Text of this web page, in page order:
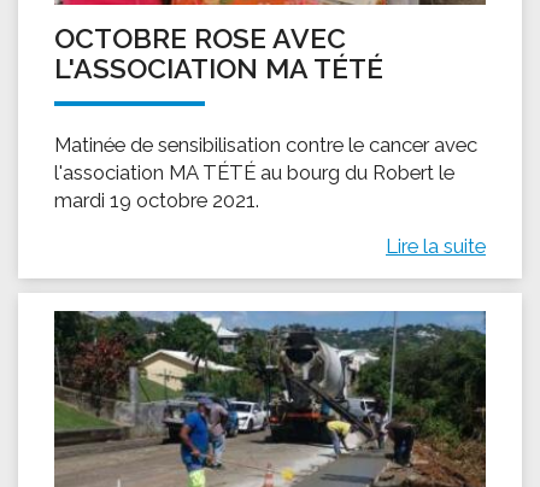
OCTOBRE ROSE AVEC
L'ASSOCIATION MA TÉTÉ
Matinée de sensibilisation contre le cancer avec
l'association MA TÉTÉ au bourg du Robert le
mardi 19 octobre 2021.
Lire la suite